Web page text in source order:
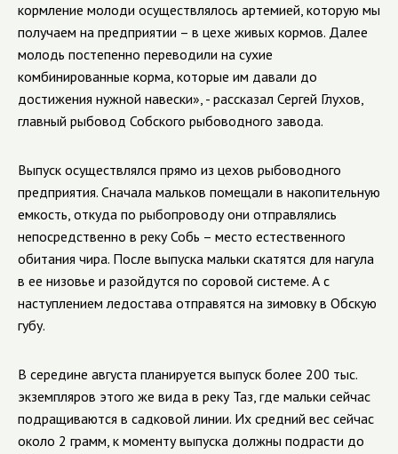
кормление молоди осуществлялось артемией, которую мы
получаем на предприятии – в цехе живых кормов. Далее
молодь постепенно переводили на сухие
комбинированные корма, которые им давали до
достижения нужной навески», - рассказал Сергей Глухов,
главный рыбовод Собского рыбоводного завода.
Выпуск осуществлялся прямо из цехов рыбоводного
предприятия. Сначала мальков помещали в накопительную
емкость, откуда по рыбопроводу они отправлялись
непосредственно в реку Собь – место естественного
обитания чира. После выпуска мальки скатятся для нагула
в ее низовье и разойдутся по соровой системе. А с
наступлением ледостава отправятся на зимовку в Обскую
губу.
В середине августа планируется выпуск более 200 тыс.
экземпляров этого же вида в реку Таз, где мальки сейчас
подращиваются в садковой линии. Их средний вес сейчас
около 2 грамм, к моменту выпуска должны подрасти до